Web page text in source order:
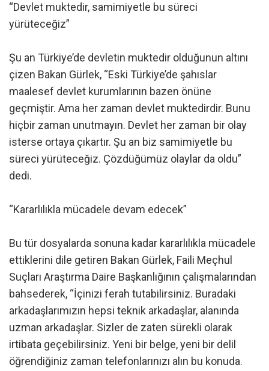
“Devlet muktedir, samimiyetle bu süreci
yürüteceğiz”
Şu an Türkiye’de devletin muktedir olduğunun altını
çizen Bakan Gürlek, “Eski Türkiye’de şahıslar
maalesef devlet kurumlarının bazen önüne
geçmiştir. Ama her zaman devlet muktedirdir. Bunu
hiçbir zaman unutmayın. Devlet her zaman bir olay
isterse ortaya çıkartır. Şu an biz samimiyetle bu
süreci yürüteceğiz. Çözdüğümüz olaylar da oldu”
dedi.
“Kararlılıkla mücadele devam edecek”
Bu tür dosyalarda sonuna kadar kararlılıkla mücadele
ettiklerini dile getiren Bakan Gürlek, Faili Meçhul
Suçları Araştırma Daire Başkanlığının çalışmalarından
bahsederek, “İçinizi ferah tutabilirsiniz. Buradaki
arkadaşlarımızın hepsi teknik arkadaşlar, alanında
uzman arkadaşlar. Sizler de zaten sürekli olarak
irtibata geçebilirsiniz. Yeni bir belge, yeni bir delil
öğrendiğiniz zaman telefonlarınızı alın bu konuda.